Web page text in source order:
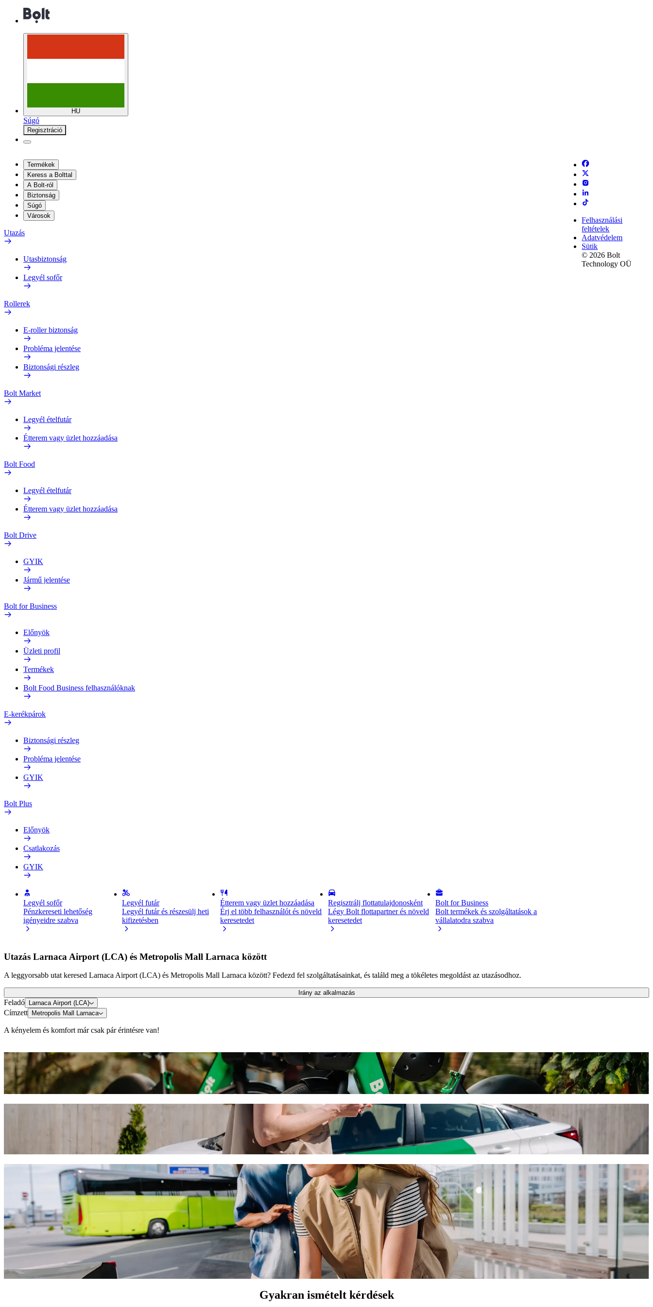
HU
Súgó
Regisztráció
Termékek
Keress a Bolttal
A Bolt-ról
Biztonság
Súgó
Városok
Utazás
Utasbiztonság
Legyél sofőr
Rollerek
E-roller biztonság
Probléma jelentése
Biztonsági részleg
Bolt Market
Legyél ételfutár
Étterem vagy üzlet hozzáadása
Bolt Food
Legyél ételfutár
Étterem vagy üzlet hozzáadása
Bolt Drive
GYIK
Jármű jelentése
Bolt for Business
Előnyök
Üzleti profil
Termékek
Bolt Food Business felhasználóknak
E-kerékpárok
Biztonsági részleg
Probléma jelentése
GYIK
Bolt Plus
Előnyök
Csatlakozás
GYIK
Legyél sofőr
Pénzkereseti lehetőség
igényeidre szabva
Legyél futár
Legyél futár és részesülj heti
kifizetésben
Étterem vagy üzlet hozzáadása
Érj el több felhasználót és növeld
keresetedet
Regisztrálj flottatulajdonosként
Légy Bolt flottapartner és növeld
keresetedet
Bolt for Business
Bolt termékek és szolgáltatások a
vállalatodra szabva
Felhasználási
feltételek
Adatvédelem
Sütik
© 2026 Bolt
Technology OÜ
Utazás Larnaca Airport (LCA) és Metropolis Mall Larnaca között
A leggyorsabb utat keresed Larnaca Airport (LCA) és Metropolis Mall Larnaca között? Fedezd fel szolgáltatásainkat, és találd meg a tökéletes megoldást az utazásodhoz.
Irány az alkalmazás
Feladó Larnaca Airport (LCA)
Címzett Metropolis Mall Larnaca
A kényelem és komfort már csak pár érintésre van!
E-rollerek vagy e-kerékpárok
Közlekedj Lárnaka városában rollerrel vagy e-kerékpárral
Töltsd le a Bolt appot
Juss el innen: Larnaca Airport (LCA) ide: Metropolis Mall Larnaca Bolt utasszállítással
Válaszd a Bolt utasszállítást, ha a legjobb árat keresed Metropolis Mall Larnaca eléréséhez. A Bolttal az utazás körülbelül 12 p időt vesz igénybe, és várhatóan 19,10 EUR EUR lesz. Bármilyen alkalomra,
megtaláljuk neked a tökéletes járművet.
Bolt szolgáltatások Larnaca Airport (LCA) és Metropolis Mall Larnaca között
Sok csomagod van? Foglalj XL autót egészen 6 főig.
Stílusosan szeretnél megérkezni? Próbáld ki a Bolt prémium autóit.
Gyerekkel utazol? Rendelj gyermekbarát fuvart ülésmagasítóval.
A kedvenced is veled tart? Próbáld ki kisállatbarát fuvarainkat.
Kérsz segítséget? Támogatás kategóriánk kerekesszékkel akadálymentes járműveket kínál.
Megfizethető utazás? Élvezd a kompakt autókat kedvező áron a Bolt Basic szolgáltatással.
Töltsd le a Bolt appot
Gyakran ismételt kérdések